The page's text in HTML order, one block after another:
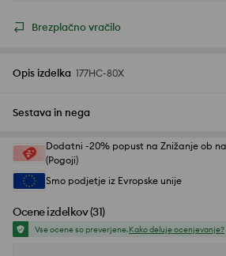
Brezplačno vračilo
Opis izdelka 177HC-80X
Sestava in nega
Dodatni -20% popust na Znižanje ob
(Pogoji)
Smo podjetje iz Evropske unije
Ocene izdelkov(31)
Vse ocene so preverjene.Kako deluje ocenjevanje?